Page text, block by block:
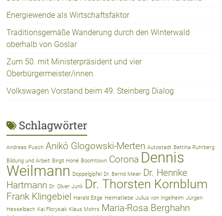
Energiewende als Wirtschaftsfaktor
Traditionsgemäße Wanderung durch den Winterwald
oberhalb von Goslar
Zum 50. mit Ministerpräsident und vier
Oberbürgermeister/innen
Volkswagen Vorstand beim 49. Steinberg Dialog
Schlagwörter
Andreas Pusch Anikó Glogowski-Merten Autostadt Bettina Ruhrberg
Bildung und Arbeit Birgit Honé Boomtown Corona Dennis
Weilmann Doppelgipfel Dr. Bernd Meier Dr. Henrike
Hartmann Dr. Oliver Junk Dr. Thorsten Kornblum
Frank Klingebiel Harald Eitge Heimatliebe Julius von Ingelheim Jürgen
Hesselbach Kai Florysiak Klaus Mohrs Maria-Rosa Berghahn